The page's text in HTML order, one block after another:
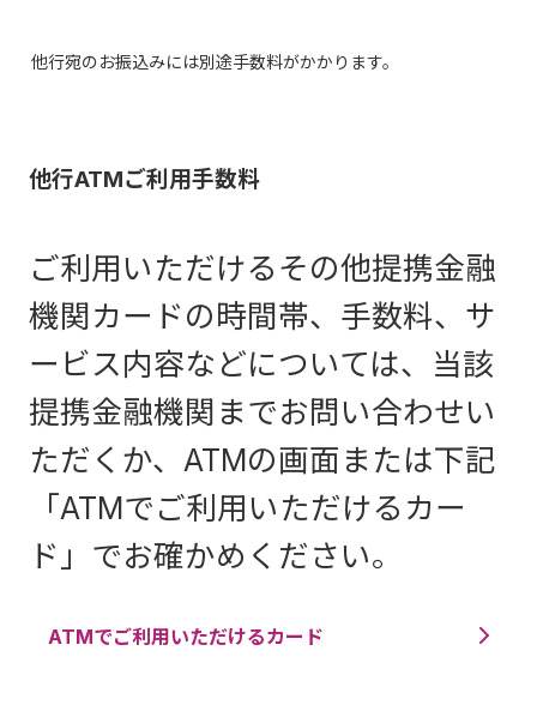
他行宛のお振込みには別途手数料がかかります。
他行ATMご利用手数料
ご利用いただけるその他提携金融
機関カードの時間帯、手数料、サ
ービス内容などについては、当該
提携金融機関までお問い合わせい
ただくか、ATMの画面または下記
「ATMでご利用いただけるカー
ド」でお確かめください。
ATMでご利用いただけるカード